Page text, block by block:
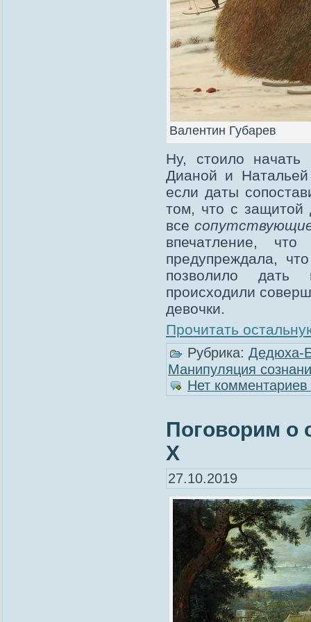
Валентин Губарев
Ну, стоило начать
Дианой и
если даты
том, что с защитой
все
впечатление,
предупреждала,
позволило дать
происходили
девочки.
Прочитать
Рубрика: Дедюха-
Манипуляция
Нет комментариев
Поговорим о
Х
27.10.2019